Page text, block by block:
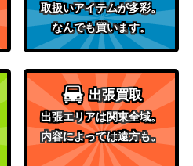
取扱いアイテムが多彩。
なんでも買います。
出張買取
出張エリアは関東全域。
内容によっては遠方も。